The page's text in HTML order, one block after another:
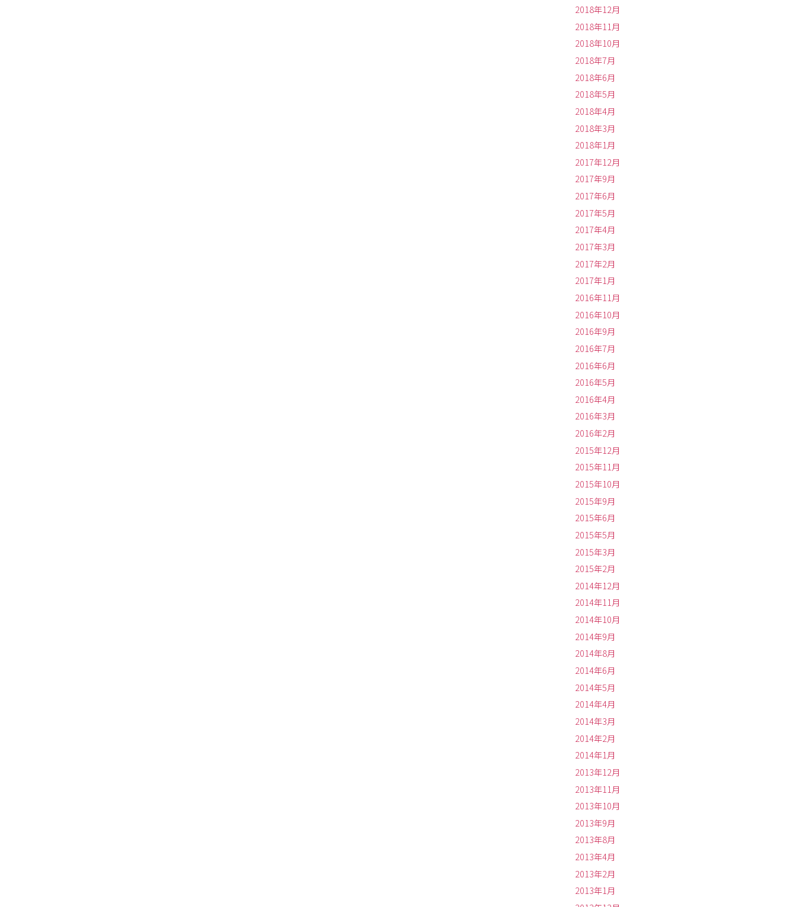
2018年12月
2018年11月
2018年10月
2018年7月
2018年6月
2018年5月
2018年4月
2018年3月
2018年1月
2017年12月
2017年9月
2017年6月
2017年5月
2017年4月
2017年3月
2017年2月
2017年1月
2016年11月
2016年10月
2016年9月
2016年7月
2016年6月
2016年5月
2016年4月
2016年3月
2016年2月
2015年12月
2015年11月
2015年10月
2015年9月
2015年6月
2015年5月
2015年3月
2015年2月
2014年12月
2014年11月
2014年10月
2014年9月
2014年8月
2014年6月
2014年5月
2014年4月
2014年3月
2014年2月
2014年1月
2013年12月
2013年11月
2013年10月
2013年9月
2013年8月
2013年4月
2013年2月
2013年1月